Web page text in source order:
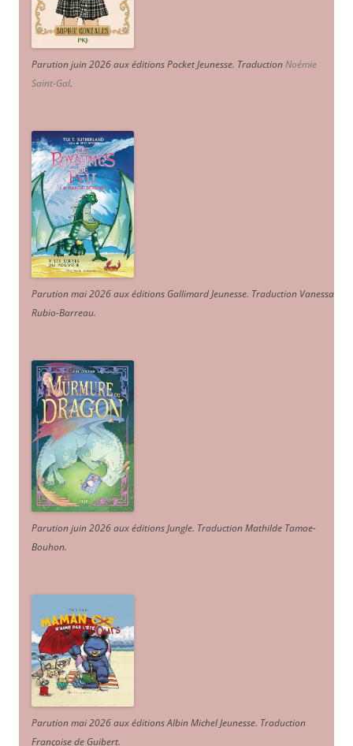
Parution juin 2026 aux éditions Pocket Jeunesse. TraductionNoémie
Saint-Gal.
Parution mai 2026 aux éditions Gallimard Jeunesse. Traduction Vanessa
Rubio-Barreau.
Parution juin 2026 aux éditions Jungle. Traduction Mathilde Tamae-
Bouhon.
Parution mai 2026 aux éditions Albin Michel Jeunesse. Traduction
Françoise de Guibert.